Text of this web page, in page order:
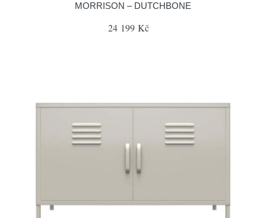
MORRISON – DUTCHBONE
24 199 Kč